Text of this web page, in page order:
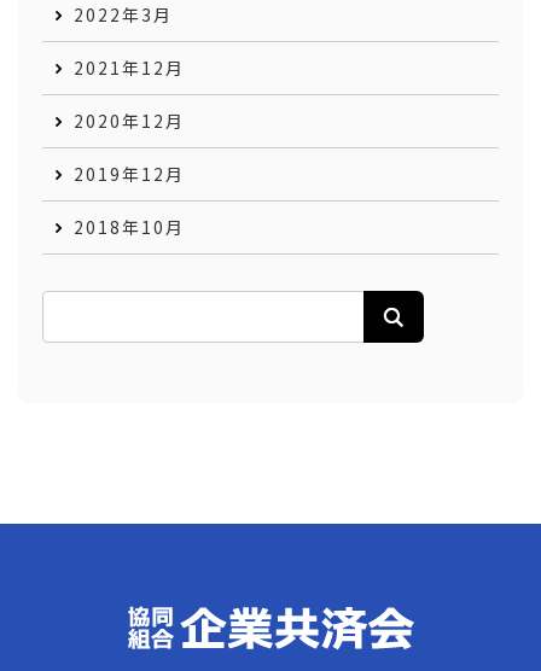
2022年3月
2021年12月
2020年12月
2019年12月
2018年10月